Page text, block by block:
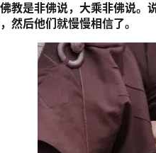
教是非佛说，大乘非佛说。
然后他们就慢慢相信了。